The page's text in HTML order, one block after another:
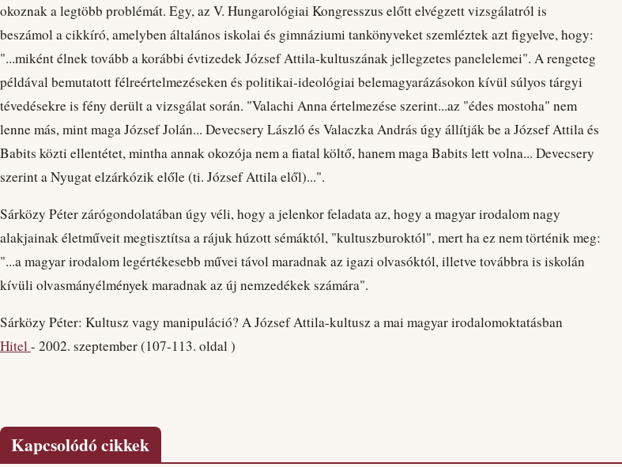
okoznak a legtöbb problémát. Egy, az V. Hungarológiai Kongresszus előtt elvégzett vizsgálatról is
beszámol a cikkíró, amelyben általános iskolai és gimnáziumi tankönyveket szemléztek azt figyelve, hogy:
"...miként élnek tovább a korábbi évtizedek József Attila-kultuszának jellegzetes panelelemei". A rengeteg
példával bemutatott félreértelmezéseken és politikai-ideológiai belemagyarázásokon kívül súlyos tárgyi
tévedésekre is fény derült a vizsgálat során. "Valachi Anna értelmezése szerint...az "édes mostoha" nem
lenne más, mint maga József Jolán... Devecsery László és Valaczka András úgy állítják be a József Attila és
Babits közti ellentétet, mintha annak okozója nem a fiatal költő, hanem maga Babits lett volna... Devecsery
szerint a Nyugat elzárkózik előle (ti. József Attila elől)...".
Sárközy Péter zárógondolatában úgy véli, hogy a jelenkor feladata az, hogy a magyar irodalom nagy
alakjainak életműveit megtisztítsa a rájuk húzott sémáktól, "kultuszburoktól", mert ha ez nem történik meg:
"...a magyar irodalom legértékesebb művei távol maradnak az igazi olvasóktól, illetve továbbra is iskolán
kívüli olvasmányélmények maradnak az új nemzedékek számára".
Sárközy Péter: Kultusz vagy manipuláció? A József Attila-kultusz a mai magyar irodalomoktatásban
Hitel- 2002. szeptember (107-113. oldal )
Kapcsolódó cikkek